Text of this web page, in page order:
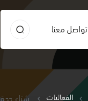
تواصل معنا
الفعاليات شتاء جدة